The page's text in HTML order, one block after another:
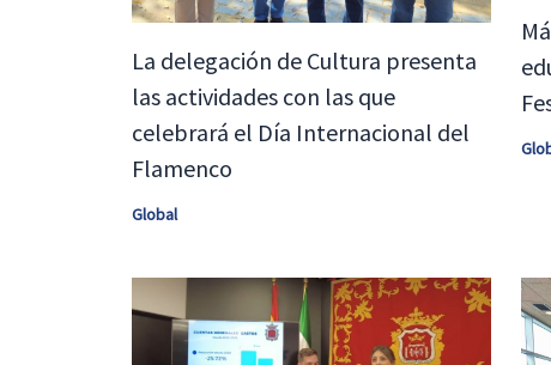
La delegación de Cultura presenta
las actividades con las que
celebrará el Día Internacional del
Flamenco
Global